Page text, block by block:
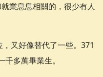
業息息相關的，很少有人
又好像替代了一些。371
多萬畢業生。